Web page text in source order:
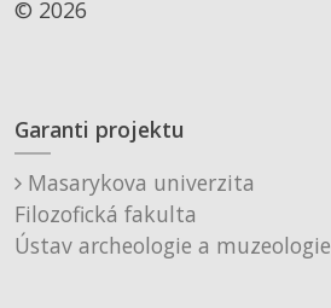
© 2026
Garanti projektu
Masarykova univerzita
Filozofická fakulta
Ústav archeologie a muzeologie